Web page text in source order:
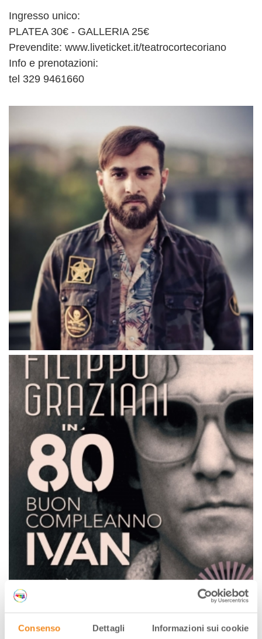
Consenso Dettagli Informazioni sui cookie
Ingresso unico:
PLATEA 30€ - GALLERIA 25€
Prevendite: www.liveticket.it/teatrocortecoriano
Info e prenotazioni:
tel 329 9461660
DOVE